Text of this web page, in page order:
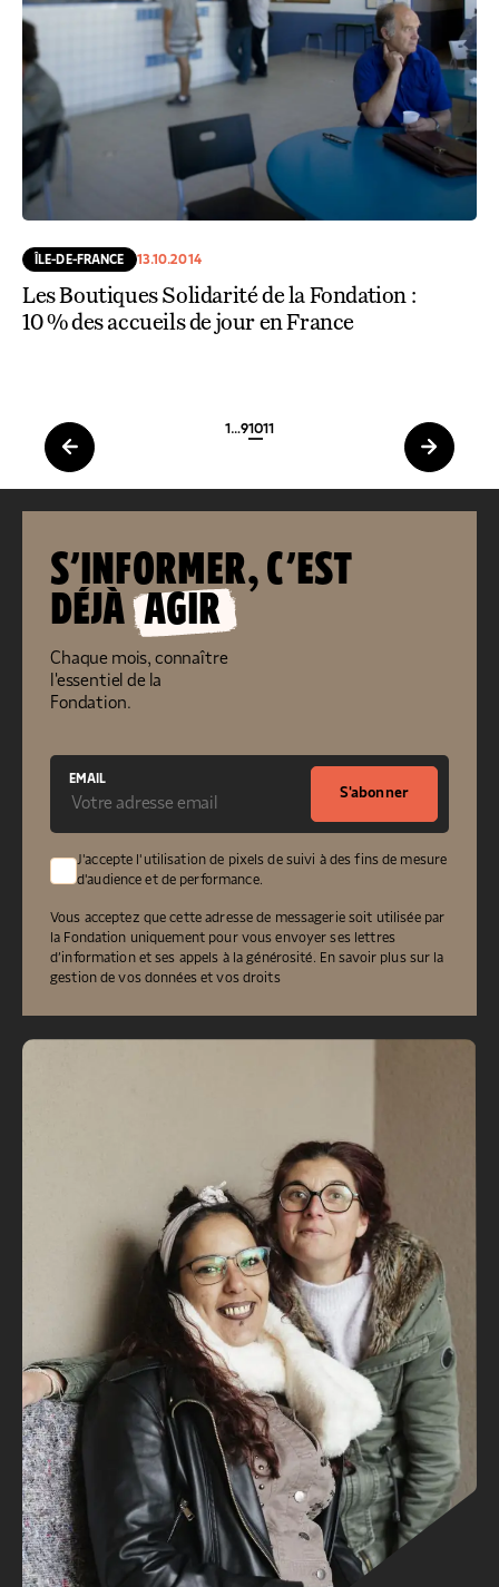
ÎLE-DE-FRANCE 13.10.2014
Les Boutiques Solidarité de la Fondation :
10 % des accueils de jour en France
1 …91011
S’INFORMER, C’EST
DÉJÀ AGIR
Chaque mois, connaître
l'essentiel de la
Fondation.
EMAIL
S'abonner
J'accepte l'utilisation de pixels de suivi à des fins de mesure
d'audience et de performance.
Vous acceptez que cette adresse de messagerie soit utilisée par
la Fondation uniquement pour vous envoyer ses lettres
d’information et ses appels à la générosité. En savoir plus sur la
gestion de vos données et vos droits